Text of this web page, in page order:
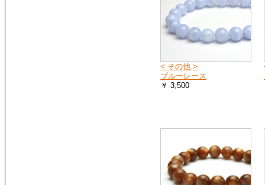
< その他 >
ブルーレース
￥ 3,500